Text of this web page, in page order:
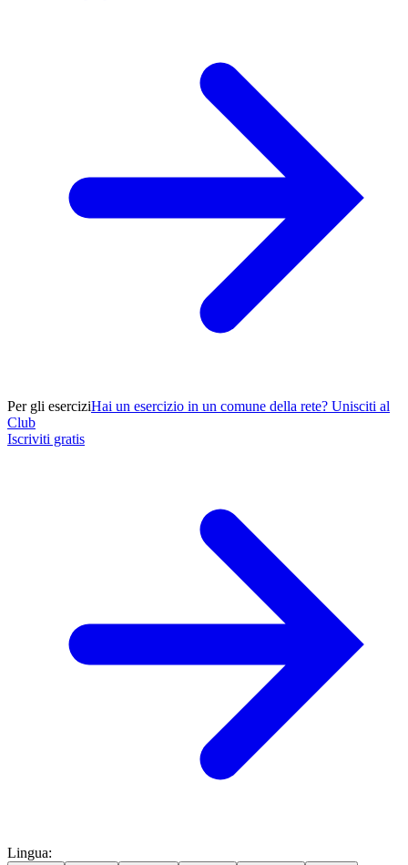
Per gli eserciziHai un esercizio in un comune della rete? Unisciti al
Club
Iscriviti gratis
Lingua: